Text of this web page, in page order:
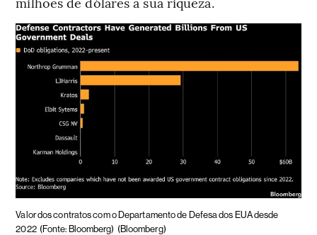
Valor dos contratos com o Departamento de Defesa dos EUA desde
2022 (Fonte: Bloomberg) (Bloomberg)